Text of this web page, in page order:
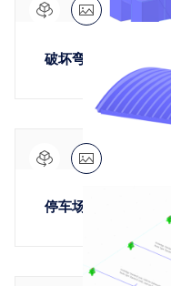
破坏弯曲，层级“空气”
停车场遮阳钢结构